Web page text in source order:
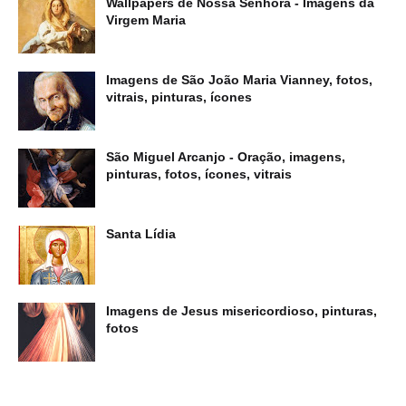
Virgem Maria
Imagens de São João Maria Vianney, fotos,
vitrais, pinturas, ícones
São Miguel Arcanjo - Oração, imagens,
pinturas, fotos, ícones, vitrais
Santa Lídia
Imagens de Jesus misericordioso, pinturas,
fotos